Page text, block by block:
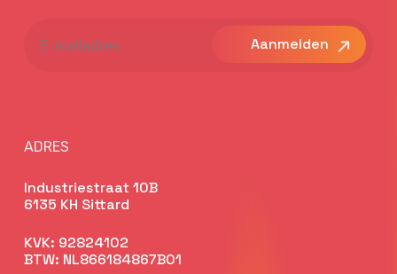
mailadres
ADRES
Industriestraat 10B
6135 KH Sittard
KVK: 92824102
BTW: NL866184867B01